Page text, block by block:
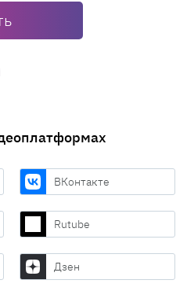
ВКонтакте
Rutube
Дзен